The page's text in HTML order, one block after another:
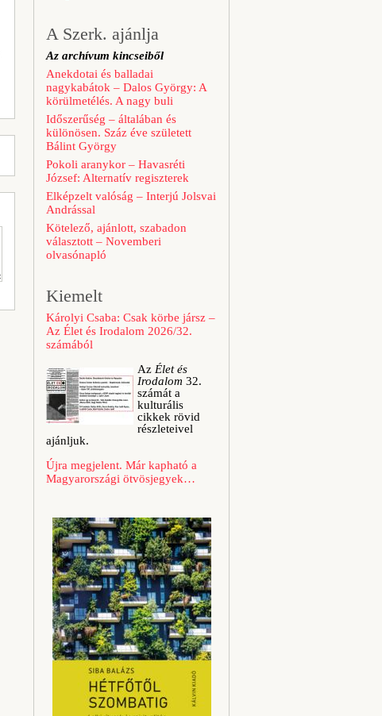
A Szerk. ajánlja
Az archívum kincseiből
Anekdotai és balladai
nagykabátok – Dalos György: A
körülmetélés. A nagy buli
Időszerűség – általában és
különösen. Száz éve született
Bálint György
Pokoli aranykor – Havasréti
József: Alternatív regiszterek
Elképzelt valóság – Interjú Jolsvai
Andrással
Kötelező, ajánlott, szabadon
választott – Novemberi
olvasónapló
Kiemelt
Károlyi Csaba: Csak körbe jársz –
Az Élet és Irodalom 2026/32.
számából
Az Élet és
Irodalom 32.
számát a
kulturális
cikkek rövid
részleteivel
ajánljuk.
Újra megjelent. Már kapható a
Magyarországi ötvösjegyek…